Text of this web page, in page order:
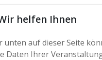
helfen Ihnen
unten auf dieser Seite
Daten Ihrer